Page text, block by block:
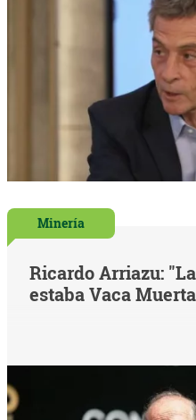
Minería
Ricardo Arriazu:
estaba Vaca